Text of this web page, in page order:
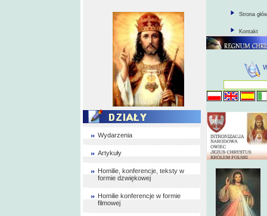
Wydarzenia
Artykuły
Homilie, konferencje, teksty w
formie dzwiękowej
Homilie konferencje w formie
filmowej
Strona
Kontakt